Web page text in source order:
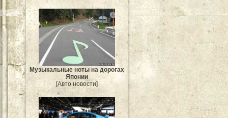
Музыкальные ноты на дорогах
Японии
[Авто новости]